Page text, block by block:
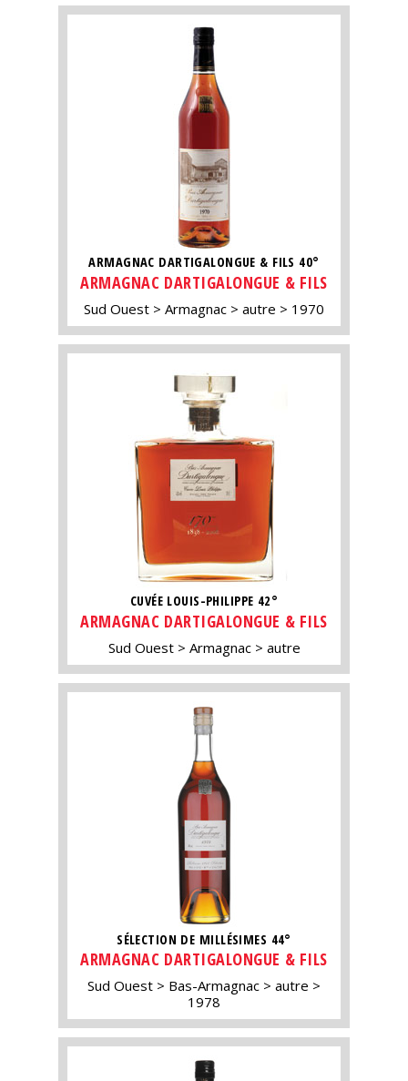
Magazine
ARMAGNAC DARTIGALONGUE & FILS 40°
ARMAGNAC DARTIGALONGUE & FILS
Sud Ouest Armagnac autre 1970
CUVÉE LOUIS-PHILIPPE 42°
ARMAGNAC DARTIGALONGUE & FILS
Sud Ouest Armagnac autre
SÉLECTION DE MILLÉSIMES 44°
ARMAGNAC DARTIGALONGUE & FILS
Sud Ouest Bas-Armagnac
autre
1978